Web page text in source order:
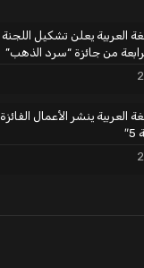
العربية يعلن تشكيل اللجنة
من جائزة “سرد الذهب”
العربية ينشر الأعمال الفائزة